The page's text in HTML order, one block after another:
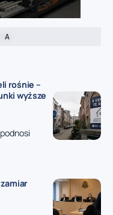
A
rośnie –
wyższe